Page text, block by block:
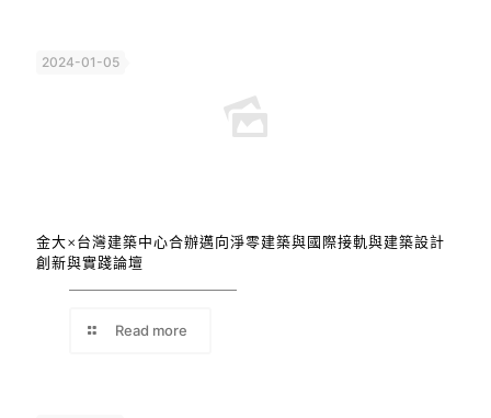
2024-01-05
金大×台灣建築中心合辦邁向淨零建築與國際接軌與建築設計
創新與實踐論壇
Read more